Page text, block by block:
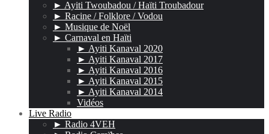
► Ayiti Twoubadou / Haïti Troubadour
► Racine / Folklore / Vodou
► Musique de Noël
► Carnaval en Haïti
► Ayiti Kanaval 2020
► Ayiti Kanaval 2017
► Ayiti Kanaval 2016
► Ayiti Kanaval 2015
► Ayiti Kanaval 2014
Vidéos
Live Radio
► Radio 4VEH